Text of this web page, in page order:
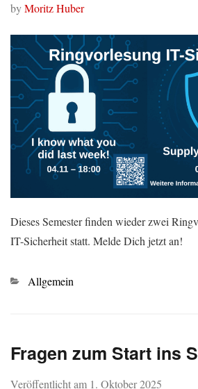
byMoritz Huber
Dieses Semester finden wieder zwei
IT-Sicherheit statt. Melde Dich jetzt an!
Kategorien
Allgemein
Fragen zum Start ins
Veröffentlicht am 1. Oktober 2025